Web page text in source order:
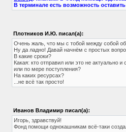
В терминале есть возможность
Плотников И.Ю. писал(а):
Очень жаль, что мы с тобой между собой
Ну да ладно! Давай начнём с простых
В какие сроки?
Какая: кто отправил или это не актуально
или по мере поступления?
На каких ресурсах?
...не всё так просто!
Иванов Владимир писал(а):
Игорь, здравствуй!
Фонд помощи однокашникам всё-таки